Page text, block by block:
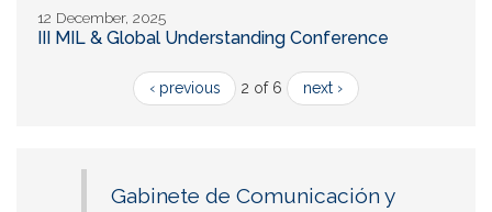
12 December, 2025
III MIL & Global Understanding Conference
‹ previous 2 of 6 next ›
Gabinete de Comunicación y